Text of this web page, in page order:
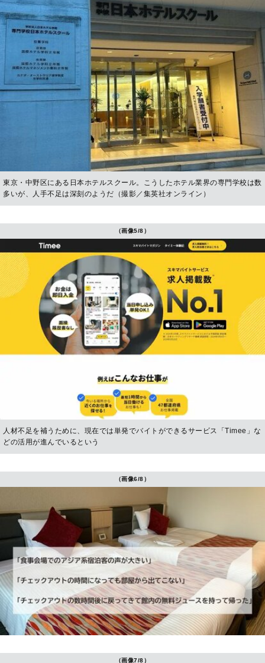
東京・中野区にある日本ホテルスクール。こうしたホテル業界の専門学校は数
多いが、人手不足は深刻のようだ（撮影／集英社オンライン）
（画像5/8）
人材不足を補うために、現在では単発でバイトができるサービス「Timee」な
どの活用が進んでいるという
（画像6/8）
（画像7/8）